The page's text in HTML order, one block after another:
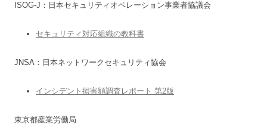
ISOG-J：日本セキュリティオペレーション事業者協議会
セキュリティ対応組織の教科書
JNSA：日本ネットワークセキュリティ協会
インシデント損害額調査レポート 第2版
東京都産業労働局